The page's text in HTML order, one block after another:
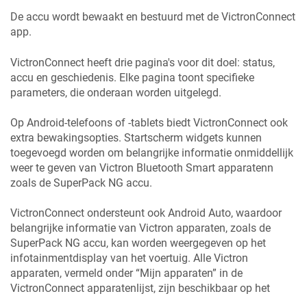
De accu wordt bewaakt en bestuurd met de VictronConnect
app.
VictronConnect heeft drie pagina's voor dit doel: status,
accu en geschiedenis. Elke pagina toont specifieke
parameters, die onderaan worden uitgelegd.
Op Android-telefoons of -tablets biedt VictronConnect ook
extra bewakingsopties. Startscherm widgets kunnen
toegevoegd worden om belangrijke informatie onmiddellijk
weer te geven van Victron Bluetooth Smart apparatenn
zoals de SuperPack NG accu.
VictronConnect ondersteunt ook Android Auto, waardoor
belangrijke informatie van Victron apparaten, zoals de
SuperPack NG accu, kan worden weergegeven op het
infotainmentdisplay van het voertuig. Alle Victron
apparaten, vermeld onder “Mijn apparaten” in de
VictronConnect apparatenlijst, zijn beschikbaar op het